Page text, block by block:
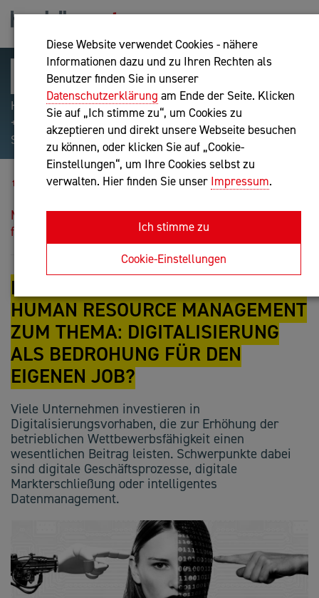
Diese Website verwendet Cookies - nähere
Informationen dazu und zu Ihren Rechten als
Benutzer finden Sie in unserer
Datenschutzerklärung am Ende der Seite. Klicken
Sie auf „Ich stimme zu“, um Cookies zu
akzeptieren und direkt unsere Webseite besuchen
zu können, oder klicken Sie auf „Cookie-
Einstellungen“, um Ihre Cookies selbst zu
verwalten. Hier finden Sie unser Impressum.
Ich stimme zu
Cookie-Einstellungen
Hilfreiche Suchparameter: Begriff einschließen:
+webshop, Begriff ausschließen: -webshop, Exakter
Suchbegriff: "internet of things"
Blog
Management zum Thema: Digitalisierung als Bedrohung
für den eigenen Job?
NEWS AUS DER EXPERTS GROUP
HUMAN RESOURCE MANAGEMENT
ZUM THEMA: DIGITALISIERUNG
ALS BEDROHUNG FÜR DEN
EIGENEN JOB?
Viele Unternehmen investieren in
Digitalisierungsvorhaben, die zur Erhöhung der
betrieblichen Wettbewerbsfähigkeit einen
wesentlichen Beitrag leisten. Schwerpunkte dabei
sind digitale Geschäftsprozesse, digitale
Markterschließung oder intelligentes
Datenmanagement.